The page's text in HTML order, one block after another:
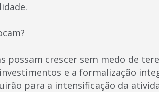
possam crescer sem medo de
e a formalização
para a intensificação da